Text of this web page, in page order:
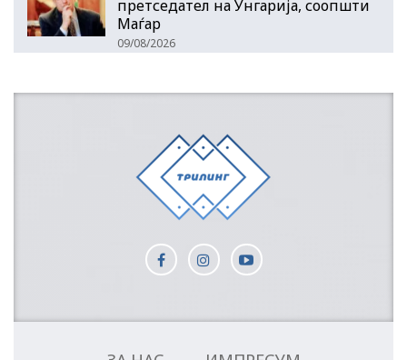
претседател на Унгарија, соопшти
Маѓар
09/08/2026